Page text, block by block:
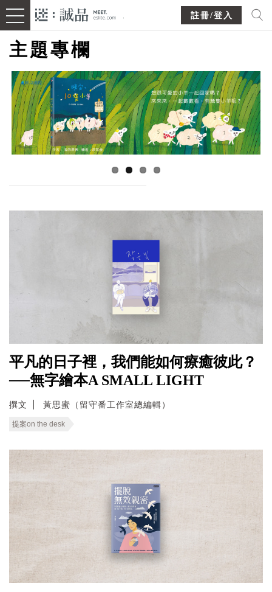
註冊/登入
主題專欄
平凡的日子裡，我們能如何療癒彼此？
──無字繪本A SMALL LIGHT
撰文 黃思蜜（留守番工作室總編輯）
提案on the desk